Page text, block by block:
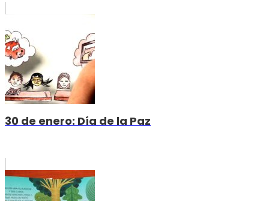
30 de enero: Día de la Paz